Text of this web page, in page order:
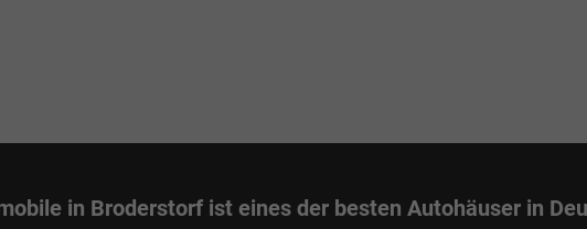
in Broderstorf ist eines der besten Autohäuser in